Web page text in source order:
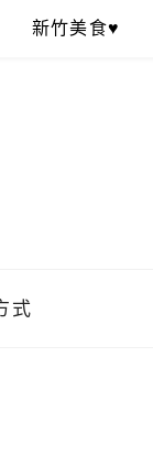
新竹美食♥
式